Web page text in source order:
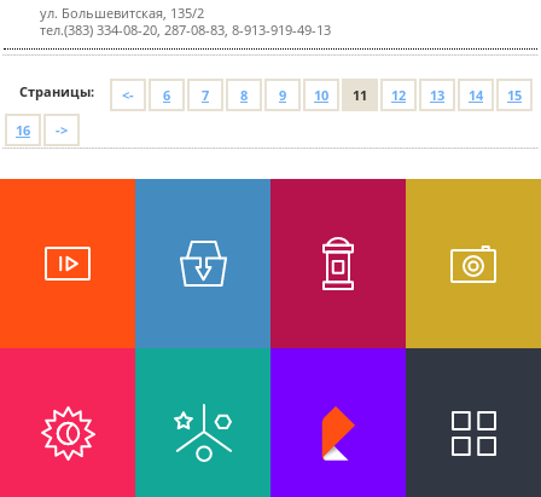
ул. Большевитская, 135/2
тел.(383) 334-08-20, 287-08-83, 8-913-919-49-13
Страницы: <- 6 7 8 9 10 11 12 13 14
15
16
->